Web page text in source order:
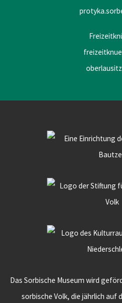
Das Sorbische Museum wird
sorbische Volk, die jährlich auf